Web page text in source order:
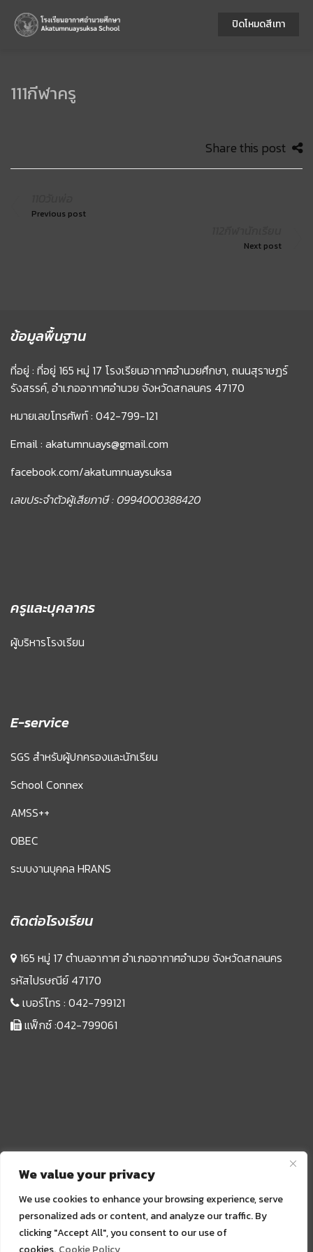
We value your privacy
We use cookies to enhance your browsing experience, serve
personalized ads or content, and analyze our traffic. By
clicking "Accept All", you consent to our use of
111กีฬาครู
Share this post
Previous post
Next post
ข้อมูลพื้นฐาน
ที่อยู่ : ที่อยู่ 165 หมู่ 17 โรงเรียนอากาศอำนวยศึกษา, ถนนสุราษฏร์
รังสรรค์, อำเภออากาศอำนวย จังหวัดสกลนคร 47170
หมายเลขโทรศัพท์ : 042-799-121
Email : akatumnuays@gmail.com
facebook.com/akatumnuaysuksa
เลขประจำตัวผู้เสียภาษี : 0994000388420
ครูและบุคลากร
ผู้บริหารโรงเรียน
E-service
SGS สำหรับผู้ปกครองและนักเรียน
School Connex
AMSS++
OBEC
ระบบงานบุคคล HRANS
ติดต่อโรงเรียน
165 หมู่ 17 ตำบลอากาศ อำเภออากาศอำนวย จังหวัดสกลนคร
รหัสไปรษณีย์ 47170
เบอร์โทร : 042-799121
แฟ็กซ์ :042-799061
ปิดโหมดสีเทา